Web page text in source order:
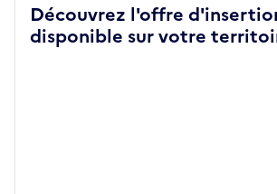
Découvrez l'offre
disponible sur votre